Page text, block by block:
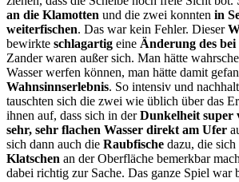
an die Klamotten und die zwei konnten in
weiterfischen. Das war kein Fehler. Dieser
bewirkte schlagartig eine Änderung des
Zander waren außer sich. Man hätte
Wasser werfen können, man hätte damit
Wahnsinnserlebnis. So intensiv und
tauschten sich die zwei wie üblich über das
ihnen auf, dass sich in derDunkelheit super
sehr, sehr flachen Wasser direkt am Ufer
sich dann auch die Raubfische dazu, die sich
Klatschen an der Oberfläche bemerkbar
dabei richtig zur Sache. Das ganze Spiel war